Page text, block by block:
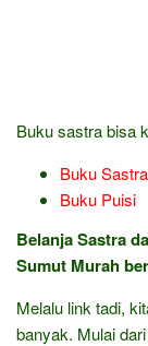
Buku sastra bisa
Buku Sastra
Buku Puisi
Belanja Sastra
Sumut Murah
Melalu link tadi,
banyak. Mulai